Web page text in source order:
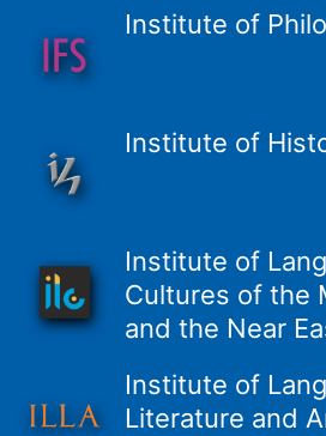
Institute of
Institute of
Institute of
Cultures of the
and the Near
Institute of
Literature and